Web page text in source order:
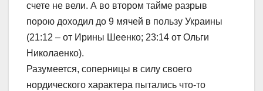
счете не вели. А во втором тайме разрыв
порою доходил до 9 мячей в пользу Украины
(21:12 – от Ирины Шеенко; 23:14 от Ольги
Николаенко).
Разумеется, соперницы в силу своего
нордического характера пытались что-то